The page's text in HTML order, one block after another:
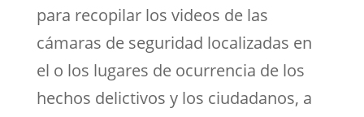
para recopilar los videos de las
cámaras de seguridad localizadas en
el o los lugares de ocurrencia de los
hechos delictivos y los ciudadanos, a